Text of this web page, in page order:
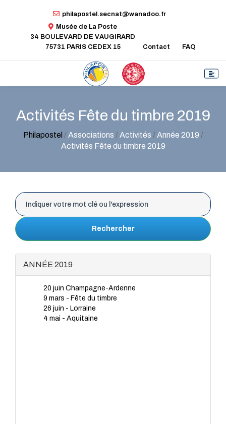
philapostel.secnat@wanadoo.fr
Musée de La Poste
34 BOULEVARD DE VAUGIRARD
75731 PARIS CEDEX 15
Contact FAQ
Activités Fête du timbre 2019
Philapostel /Associations /Activités /Année 2019 /
Activités Fête du timbre 2019
Rechercher
ANNÉE 2019
20 juin Champagne-Ardenne
9 mars - Fête du timbre
26 juin - Lorraine
4 mai - Aquitaine